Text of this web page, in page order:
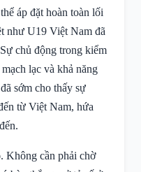
áp đặt hoàn toàn lối
như U19 Việt Nam đã
chủ động trong kiểm
lạc và khả năng
sớm cho thấy sự
từ Việt Nam, hứa
Không cần phải chờ